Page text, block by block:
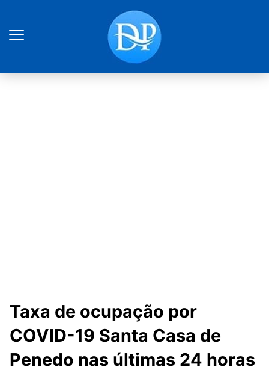
Taxa de ocupação por
COVID-19 Santa Casa de
Penedo nas últimas 24 horas